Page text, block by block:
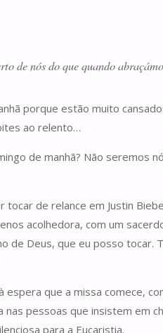
de nós do que quando
porque estão muito
ao relento…
de manhã? Não seremos
de relance em Justin
acolhedora, com um
de Deus, que eu posso tocar.
que a missa comece,
pessoas que insistem em
para a Eucaristia.